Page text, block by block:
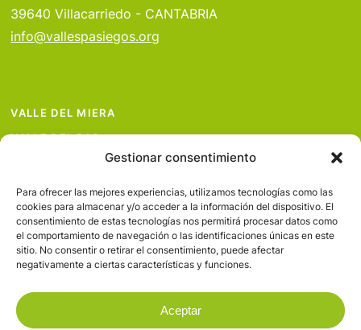
Gestionar consentimiento
Para ofrecer las mejores experiencias, utilizamos tecnologías como las
cookies para almacenar y/o acceder a la información del dispositivo. El
consentimiento de estas tecnologías nos permitirá procesar datos como
el comportamiento de navegación o las identificaciones únicas en este
sitio. No consentir o retirar el consentimiento, puede afectar
negativamente a ciertas características y funciones.
Aceptar
39640 Villacarriedo - CANTABRIA
info@vallespasiegos.org
VALLE DEL MIERA
VALLE DEL PAS
VALLE DEL PISUEÑA
PROYECTOS
SERVICIOS
AVISO LEGAL